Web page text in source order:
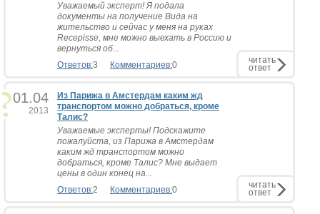
Уважаемый эксперт! Я подала
документы на получение Вида на
жительство и сейчас у меня на руках
Recepisse, мне можно выехать в Россию и
вернуться об...
Ответов:3 Комментариев:0 читать
ответ
01.04
2013
Из Парижа в Амстердам каким жд
транспортом можно добраться, кроме
Талис?
Уважаемые эксперты! Подскажите
пожалуйста, из Парижа в Амстердам
каким жд транспортом можно
добраться, кроме Талис? Мне выдает
цены в один конец на...
Ответов:2 Комментариев:0 читать
ответ